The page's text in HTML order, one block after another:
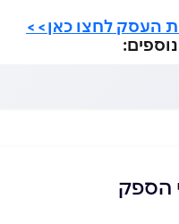
העסק לחצו כאן>>
הספק